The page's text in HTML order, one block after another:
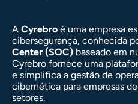
A Cyrebro é uma empresa
cibersegurança, conhecida
Center (SOC) baseado em
Cyrebro fornece uma
e simplifica a gestão de
cibernética para empresas
setores.